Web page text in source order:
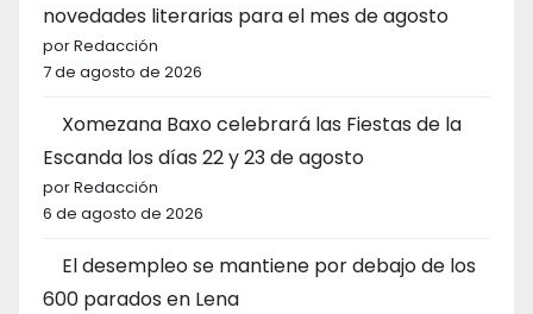
novedades literarias para el mes de agosto
por Redacción
7 de agosto de 2026
Xomezana Baxo celebrará las Fiestas de la
Escanda los días 22 y 23 de agosto
por Redacción
6 de agosto de 2026
El desempleo se mantiene por debajo de los
600 parados en Lena